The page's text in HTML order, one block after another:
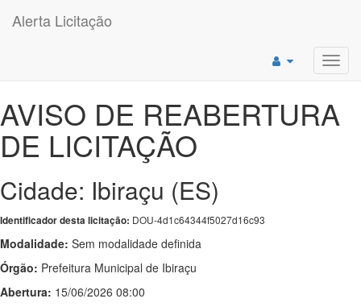
Alerta Licitação
AVISO DE REABERTURA
DE LICITAÇÃO
Cidade: Ibiraçu (ES)
Identificador desta licitação: DOU-4d1c64344f5027d16c93
Modalidade: Sem modalidade definida
Órgão: Prefeitura Municipal de Ibiraçu
Abertura: 15/06/2026 08:00